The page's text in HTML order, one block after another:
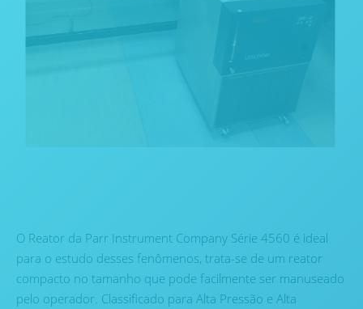
O Reator da Parr Instrument Company Série 4560 é ideal
para o estudo desses fenômenos, trata-se de um reator
compacto no tamanho que pode facilmente ser manuseado
pelo operador. Classificado para Alta Pressão e Alta